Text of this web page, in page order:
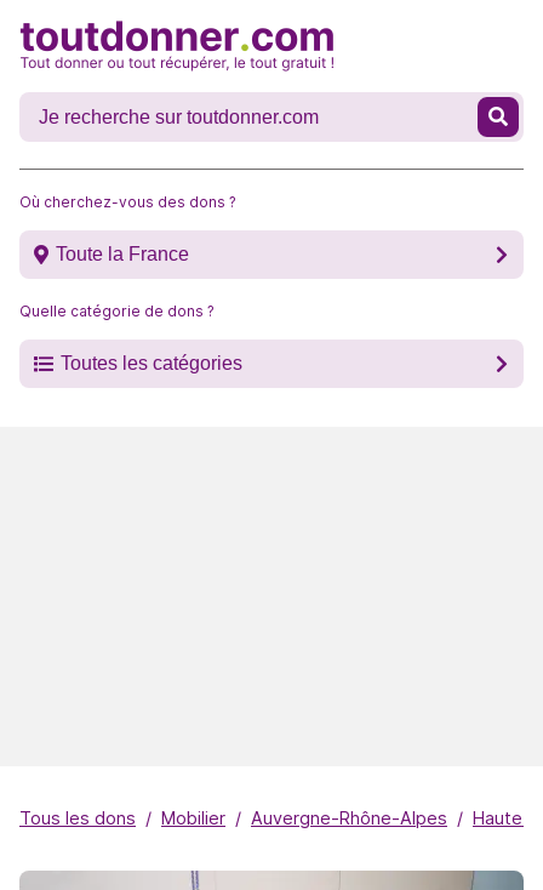
Où cherchez-vous des dons ?
Toute la France
Quelle catégorie de dons ?
Toutes les catégories
Tous les dons Mobilier Auvergne-Rhône-Alpes Haute-